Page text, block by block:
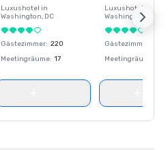
Luxushotel in
Washington, DC
Gästezimmer: 220
Meetingräume: 17
Luxushotel in
Washington
Gästezimmer
Meetingräume